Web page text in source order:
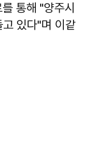
통해 "양주시
있다"며 이같